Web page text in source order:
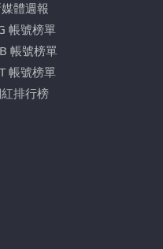
體週報
帳號榜單
帳號榜單
帳號榜單
排行榜